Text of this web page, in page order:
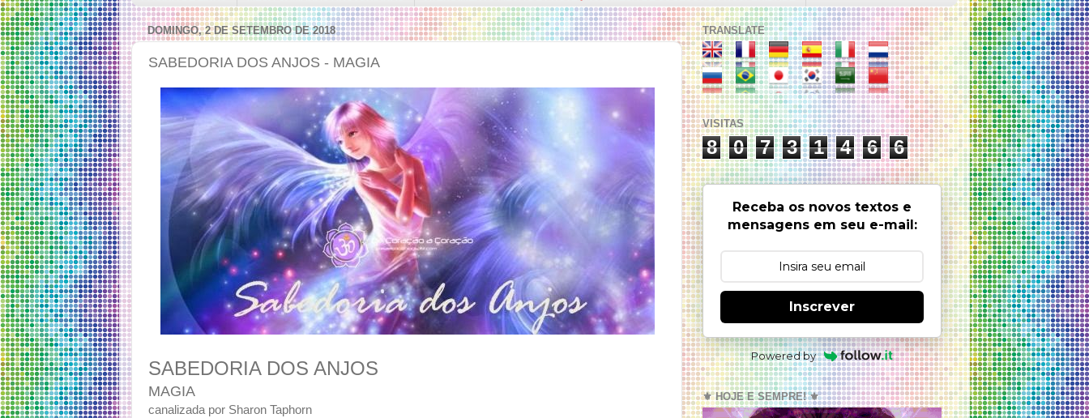
DOMINGO, 2 DE SETEMBRO DE 2018
SABEDORIA DOS ANJOS - MAGIA
SABEDORIA DOS ANJOS
MAGIA
canalizada por Sharon Taphorn
TRANSLATE
VISITAS
8 0 7 3 1 4 6 6
Receba os novos textos e
mensagens em seu e-mail:
Inscrever
Powered by
⚜️ HOJE E SEMPRE! ⚜️